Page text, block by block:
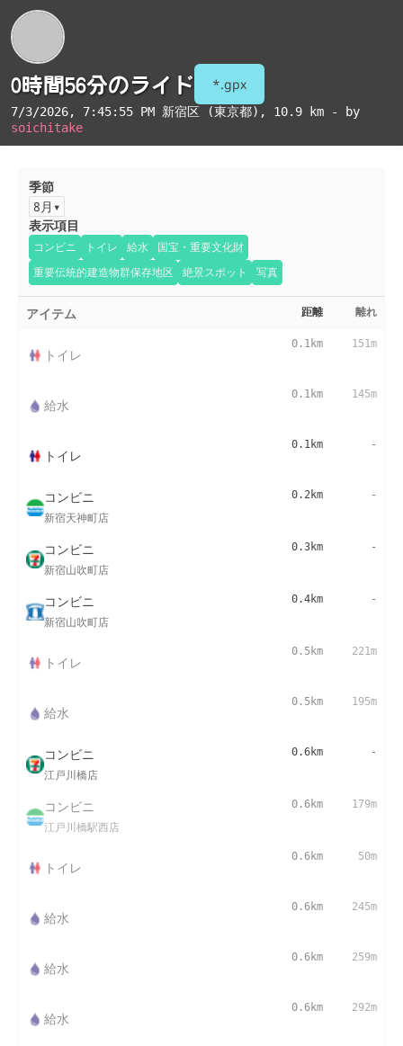
0時間56分のライド *.gpx
7/3/2026, 7:45:55 PM 新宿区 (東京都) , 10.9 km - by
soichitake
季節
8月
表示項目
コンビニ トイレ 給水
国宝・重要文化財
重要伝統的建造物群保存地区
絶景スポット 写真
アイテム 距離 離れ
トイレ
0.1km 151m
給水
0.1km 145m
トイレ
0.1km -
コンビニ
新宿天神町店
0.2km -
コンビニ
新宿山吹町店
0.3km -
コンビニ
新宿山吹町店
0.4km -
トイレ
0.5km 221m
給水
0.5km 195m
コンビニ
江戸川橋店
0.6km -
コンビニ
江戸川橋駅西店
0.6km 179m
トイレ
0.6km 50m
給水
0.6km 245m
給水
0.6km 259m
給水
0.6km 292m